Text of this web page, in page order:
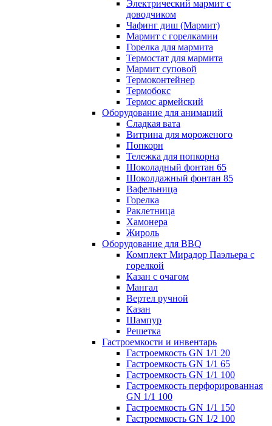
Электрический мармит с
доводчиком
Чафинг диш (Мармит)
Мармит с горелкамии
Горелка для мармита
Термостат для мармита
Мармит суповой
Термоконтейнер
Термобокс
Термос армейский
Оборудование для анимаций
Сладкая вата
Витрина для мороженого
Попкорн
Тележка для попкорна
Шоколадный фонтан 65
Шоколдажный фонтан 85
Вафельница
Горелка
Раклетница
Хамонера
Жироль
Оборудование для BBQ
Комплект Мирадор Паэльера с
горелкой
Казан с очагом
Мангал
Вертел ручной
Казан
Шампур
Решетка
Гастроемкости и инвентарь
Гастроемкость GN 1/1 20
Гастроемкость GN 1/1 65
Гастроемкость GN 1/1 100
Гастроемкость перфорированная
GN 1/1 100
Гастроемкость GN 1/1 150
Гастроемкость GN 1/2 100